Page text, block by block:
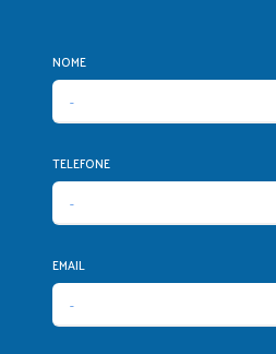
NOME
TELEFONE
EMAIL